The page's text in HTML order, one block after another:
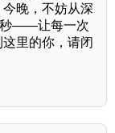
晚，不妨从深
秒——让每一次
里的你，请闭